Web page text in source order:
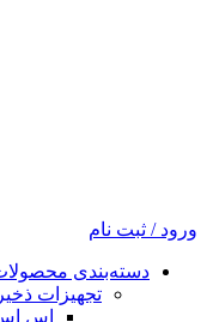
ورود / ثبت نام
دسته‌بندی
تجهیزات
اس اس